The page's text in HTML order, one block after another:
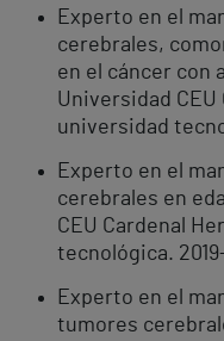
Experto en el
cerebrales,
en el cáncer con
Universidad CEU
universidad
Experto en el
cerebrales en
CEU Cardenal
tecnológica.
Experto en el
tumores